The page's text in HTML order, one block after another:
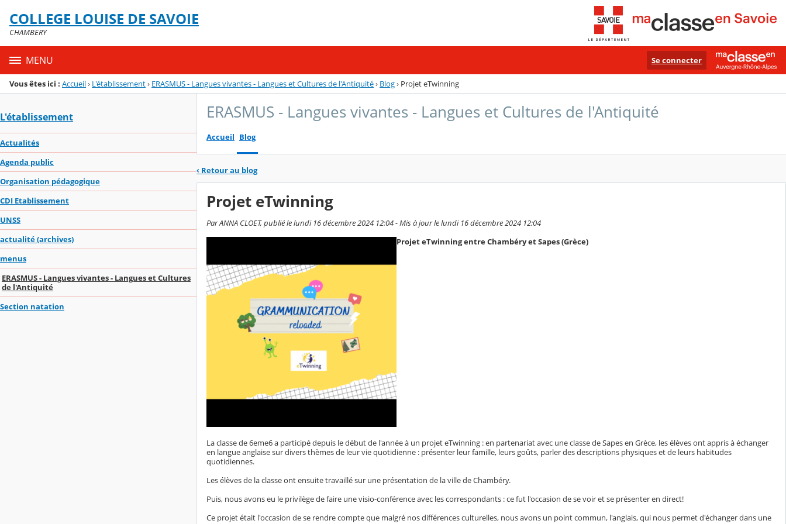
Menu de la rubrique
Contenu
COLLEGE LOUISE DE SAVOIE
CHAMBERY
MENU Se connecter
Vous êtes ici : Accueil› L'établissement› ERASMUS - Langues vivantes - Langues et Cultures de l'Antiquité› Blog› Projet eTwinning
L'établissement
Actualités
Agenda public
Organisation pédagogique
CDI Etablissement
UNSS
actualité (archives)
menus
ERASMUS - Langues vivantes - Langues et Cultures
de l'Antiquité
Section natation
ERASMUS - Langues vivantes - Langues et Cultures de l'Antiquité
Accueil Blog
‹ Retour au blog
Projet eTwinning
Par ANNA CLOET, publié le lundi 16 décembre 2024 12:04 - Mis à jour le lundi 16 décembre 2024 12:04
Projet eTwinning entre Chambéry et Sapes (Grèce)
La classe de 6eme6 a participé depuis le début de l'année à un projet eTwinning : en partenariat avec une classe de Sapes en Grèce, les élèves ont appris à échanger
en langue anglaise sur divers thèmes de leur vie quotidienne : présenter leur famille, leurs goûts, parler des descriptions physiques et de leurs habitudes
quotidiennes.
Les élèves de la classe ont ensuite travaillé sur une présentation de la ville de Chambéry.
Puis, nous avons eu le privilège de faire une visio-conférence avec les correspondants : ce fut l'occasion de se voir et se présenter en direct!
Ce projet était l'occasion de se rendre compte que malgré nos différences culturelles, nous avons un point commun, l'anglais, qui nous permet d'échanger dans une